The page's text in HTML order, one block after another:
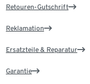
Retouren-Gutschrift
Reklamation
Ersatzteile & Reparatur
Garantie